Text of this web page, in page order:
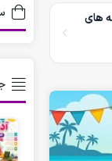
کاربرگ نقاشی نشانه
کاربرگ مناسبت ها
های